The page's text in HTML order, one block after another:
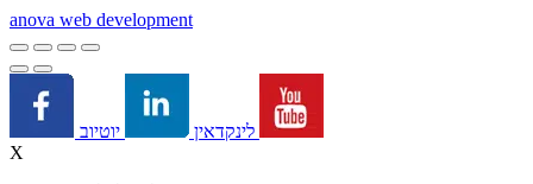
anova web development
לינקדאין
X